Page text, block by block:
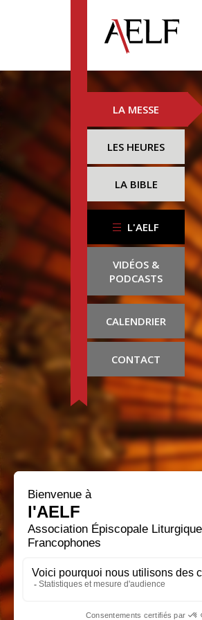
LA MESSE
LES HEURES
LA BIBLE
L'AELF
VIDÉOS &
PODCASTS
CALENDRIER
CONTACT